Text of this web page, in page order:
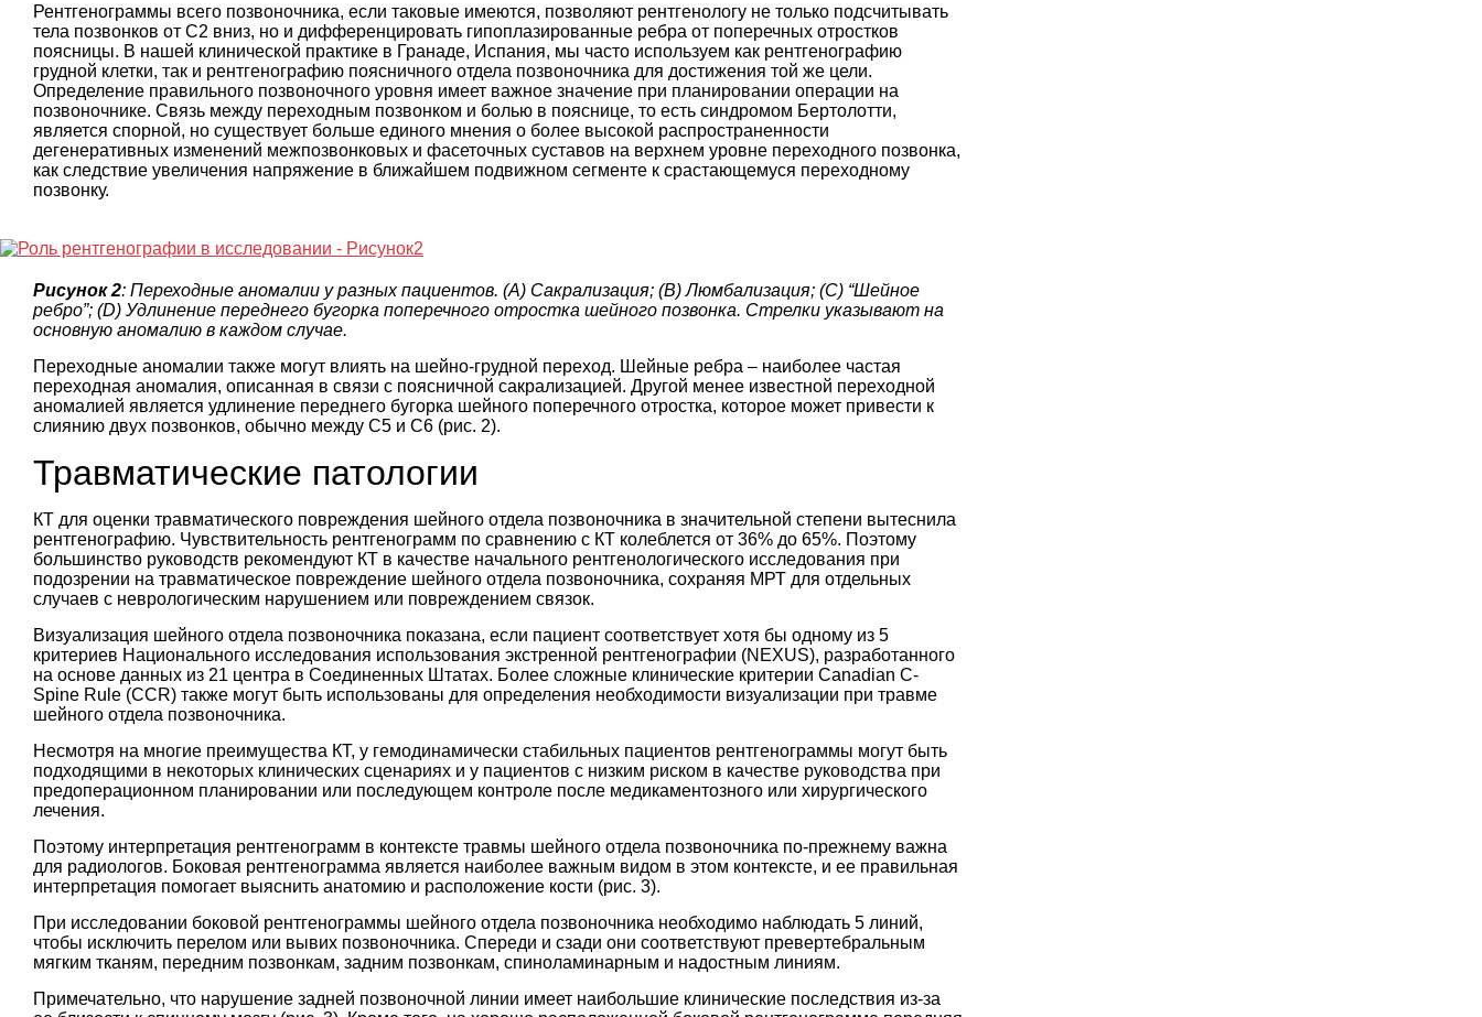
Рентгенограммы всего позвоночника, если таковые имеются, позволяют рентгенологу не только подсчитывать
тела позвонков от C2 вниз, но и дифференцировать гипоплазированные ребра от поперечных отростков
поясницы. В нашей клинической практике в Гранаде, Испания, мы часто используем как рентгенографию
грудной клетки, так и рентгенографию поясничного отдела позвоночника для достижения той же цели.
Определение правильного позвоночного уровня имеет важное значение при планировании операции на
позвоночнике. Связь между переходным позвонком и болью в пояснице, то есть синдромом Бертолотти,
является спорной, но существует больше единого мнения о более высокой распространенности
дегенеративных изменений межпозвонковых и фасеточных суставов на верхнем уровне переходного позвонка,
как следствие увеличения напряжение в ближайшем подвижном сегменте к срастающемуся переходному
позвонку.
Рисунок 2: Переходные аномалии у разных пациентов. (А) Сакрализация; (B) Люмбализация; (C) “Шейное
ребро”; (D) Удлинение переднего бугорка поперечного отростка шейного позвонка. Стрелки указывают на
основную аномалию в каждом случае.
Переходные аномалии также могут влиять на шейно-грудной переход. Шейные ребра – наиболее частая
переходная аномалия, описанная в связи с поясничной сакрализацией. Другой менее известной переходной
аномалией является удлинение переднего бугорка шейного поперечного отростка, которое может привести к
слиянию двух позвонков, обычно между С5 и С6 (рис. 2).
Травматические патологии
КТ для оценки травматического повреждения шейного отдела позвоночника в значительной степени вытеснила
рентгенографию. Чувствительность рентгенограмм по сравнению с КТ колеблется от 36% до 65%. Поэтому
большинство руководств рекомендуют КТ в качестве начального рентгенологического исследования при
подозрении на травматическое повреждение шейного отдела позвоночника, сохраняя МРТ для отдельных
случаев с неврологическим нарушением или повреждением связок.
Визуализация шейного отдела позвоночника показана, если пациент соответствует хотя бы одному из 5
критериев Национального исследования использования экстренной рентгенографии (NEXUS), разработанного
на основе данных из 21 центра в Соединенных Штатах. Более сложные клинические критерии Canadian C-
Spine Rule (CCR) также могут быть использованы для определения необходимости визуализации при травме
шейного отдела позвоночника.
Несмотря на многие преимущества КТ, у гемодинамически стабильных пациентов рентгенограммы могут быть
подходящими в некоторых клинических сценариях и у пациентов с низким риском в качестве руководства при
предоперационном планировании или последующем контроле после медикаментозного или хирургического
лечения.
Поэтому интерпретация рентгенограмм в контексте травмы шейного отдела позвоночника по-прежнему важна
для радиологов. Боковая рентгенограмма является наиболее важным видом в этом контексте, и ее правильная
интерпретация помогает выяснить анатомию и расположение кости (рис. 3).
При исследовании боковой рентгенограммы шейного отдела позвоночника необходимо наблюдать 5 линий,
чтобы исключить перелом или вывих позвоночника. Спереди и сзади они соответствуют превертебральным
мягким тканям, передним позвонкам, задним позвонкам, спиноламинарным и надостным линиям.
Примечательно, что нарушение задней позвоночной линии имеет наибольшие клинические последствия из-за